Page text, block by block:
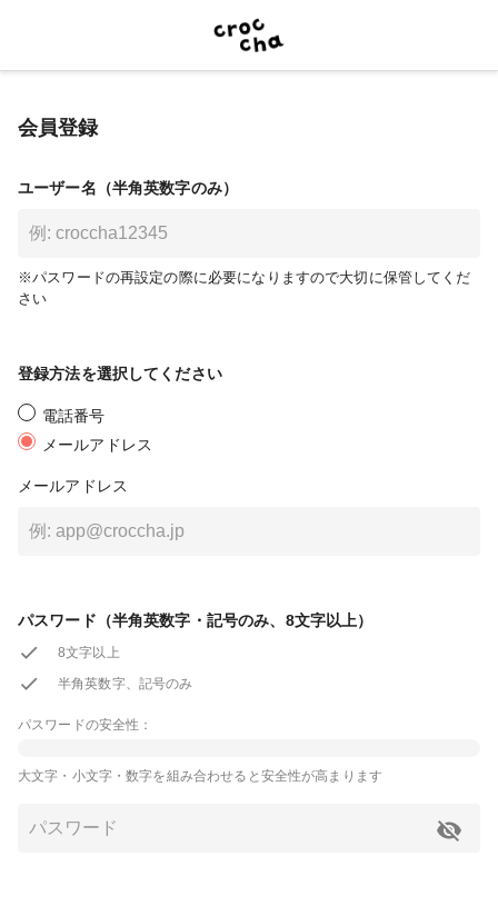
会員登録
ユーザー名（半角英数字のみ）
※パスワードの再設定の際に必要になりますので大切に保管してくだ
さい
登録方法を選択してください
電話番号
メールアドレス
メールアドレス
パスワード（半角英数字・記号のみ、8文字以上）
8文字以上
半角英数字、記号のみ
パスワードの安全性：
大文字・小文字・数字を組み合わせると安全性が高まります